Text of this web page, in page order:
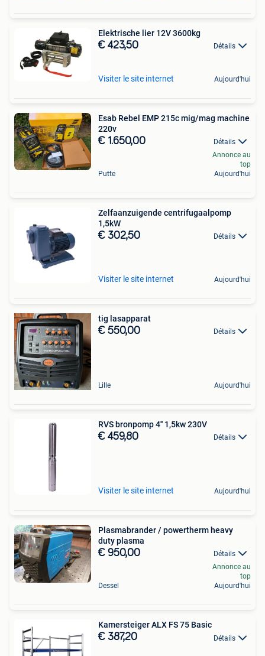
Elektrische lier 12V 3600kg
€ 423,50 Détails
Visiter le site internet Aujourd'hui
Esab Rebel EMP 215c mig/mag machine
220v
€ 1.650,00 Détails
Putte
Annonce au
top
Aujourd'hui
Zelfaanzuigende centrifugaalpomp
1,5kW
€ 302,50 Détails
Visiter le site internet Aujourd'hui
tig lasapparat
€ 550,00 Détails
Lille Aujourd'hui
RVS bronpomp 4'' 1,5kw 230V
€ 459,80 Détails
Visiter le site internet Aujourd'hui
Plasmabrander / powertherm heavy
duty plasma
€ 950,00 Détails
Dessel
Annonce au
top
Aujourd'hui
Kamersteiger ALX FS 75 Basic
€ 387,20 Détails